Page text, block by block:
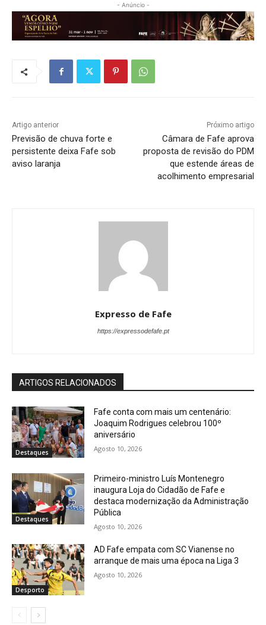
- Anúncio -
Artigo anterior
Previsão de chuva forte e
persistente deixa Fafe sob
aviso laranja
Próximo artigo
Câmara de Fafe aprova
proposta de revisão do PDM
que estende áreas de
acolhimento empresarial
Expresso de Fafe
https://expressodefafe.pt
ARTIGOS RELACIONADOS
Destaques
Fafe conta com mais um centenário:
Joaquim Rodrigues celebrou 100º
aniversário
Agosto 10, 2026
Destaques
Primeiro-ministro Luís Montenegro
inaugura Loja do Cidadão de Fafe e
destaca modernização da Administração
Pública
Agosto 10, 2026
Desporto
AD Fafe empata com SC Vianense no
arranque de mais uma época na Liga 3
Agosto 10, 2026